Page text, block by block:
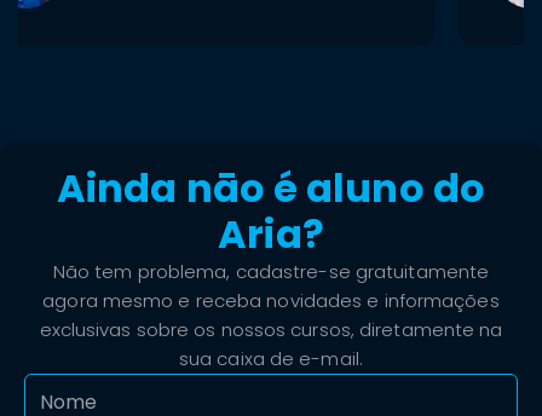
Ainda nāo é aluno do
Aria?
Não tem problema, cadastre-se gratuitamente
agora mesmo e receba novidades e informações
exclusivas sobre os nossos cursos, diretamente na
sua caixa de e-mail.